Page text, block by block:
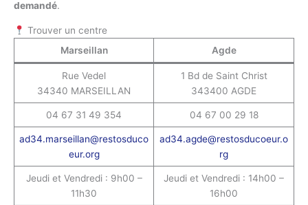
demandé.
Trouver un centre
Marseillan
Agde
Rue Vedel
34340 MARSEILLAN
1 Bd de Saint Christ
343400 AGDE
04 67 31 49 354 04 67 00 29 18
ad34.marseillan@restosduco
eur.org
ad34.agde@restosducoeur.o
rg
Jeudi et Vendredi : 9h00 –
11h30
Jeudi et Vendredi : 14h00 –
16h00